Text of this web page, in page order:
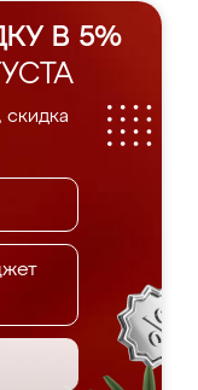
В 5%
скидка